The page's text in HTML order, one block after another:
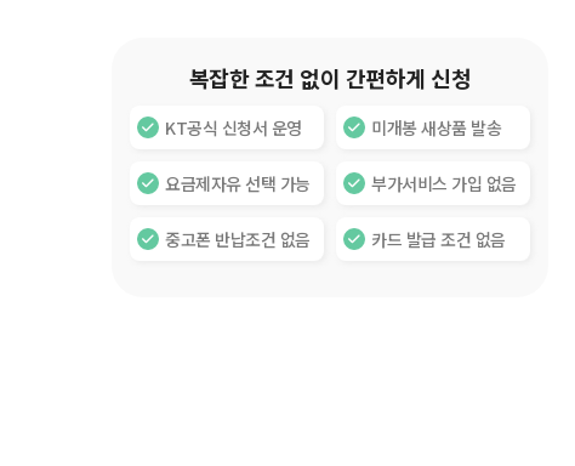
복잡한 조건 없이 간편하게 신청
KT공식 신청서 운영 미개봉 새상품 발송
요금제자유 선택 가능 부가서비스 가입 없음
중고폰 반납조건 없음 카드 발급 조건 없음